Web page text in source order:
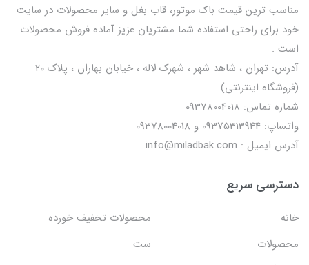
مناسب ترین قیمت باک موتور، قاب بغل و سایر محصولات در سایت
خود برای راحتی استفاده شما مشتریان عزیز آماده فروش محصولات
است .
آدرس: تهران ، شاهد شهر ، شهرک لاله ، خیابان بهاران ، پلاک ۲۰
(فروشگاه اینترنتی)
شماره تماس: 09378004018
واتساپ: 09375313944 و 09378004018
آدرس ایمیل : info@miladbak.com
دسترسی سریع
خانه
محصولات تخفیف خورده
محصولات
ست